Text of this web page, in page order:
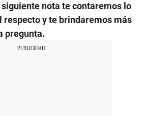
siguiente nota te contaremos lo
respecto y te brindaremos más
pregunta.